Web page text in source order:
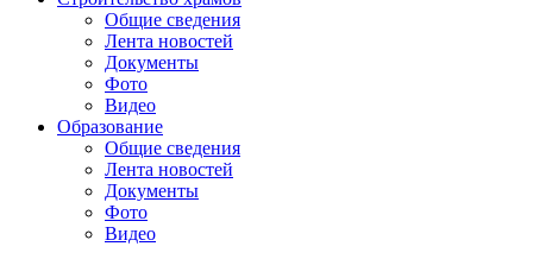
Общие сведения
Лента новостей
Документы
Фото
Видео
Образование
Общие сведения
Лента новостей
Документы
Фото
Видео